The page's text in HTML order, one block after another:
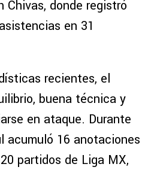
Chivas, donde registró
en 31
recientes, el
buena técnica y
en ataque. Durante
acumuló 16 anotaciones
partidos de Liga MX,